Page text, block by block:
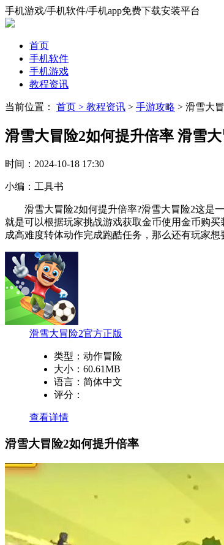
手机游戏/手机软件/手机app免费下载安装平台
首页
手机软件
手机游戏
教程资讯
当前位置： 首页 > 教程资讯 > 手游攻略 > 滑雪大
滑雪大冒险2如何提升倍率 滑雪
时间： 2024-10-18 17:30
小编： 工具书
滑雪大冒险2如何提升倍率?滑雪大冒险2这是一
就是可以根据玩家挑战游戏获取金币使用金币购
成高难度转体动作完成跑酷任务，那么还有玩家想
滑雪大冒险2官方正版
类型： 动作冒险
大小： 60.61MB
语言： 简体中文
评分：
查看详情
滑雪大冒险2如何提升倍率